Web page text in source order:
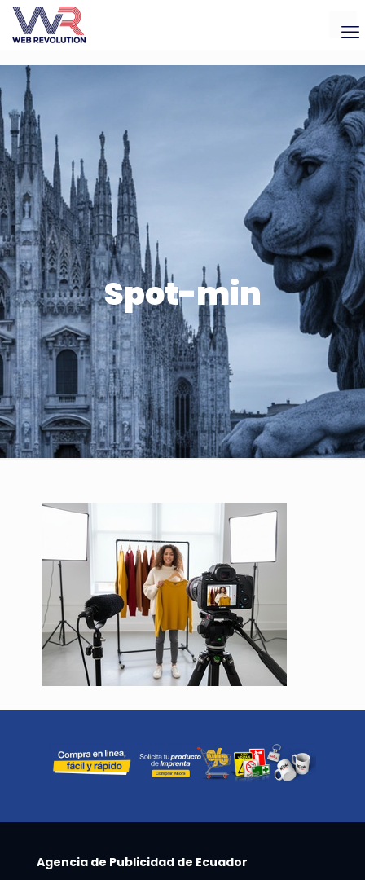
Spot-min
Agencia de Publicidad de Ecuador